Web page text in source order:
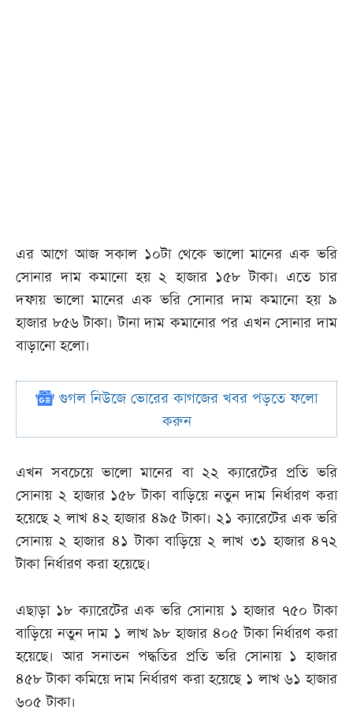
এর আগে আজ সকাল ১০টা থেকে ভালো মানের এক ভরি
সোনার দাম কমানো হয় ২ হাজার ১৫৮ টাকা। এতে চার
দফায় ভালো মানের এক ভরি সোনার দাম কমানো হয় ৯
হাজার ৮৫৬ টাকা। টানা দাম কমানোর পর এখন সোনার দাম
বাড়ানো হলো।
গুগল নিউজে ভোরের কাগজের খবর পড়তে ফলো
করুন
এখন সবচেয়ে ভালো মানের বা ২২ ক্যারেটের প্রতি ভরি
সোনায় ২ হাজার ১৫৮ টাকা বাড়িয়ে নতুন দাম নির্ধারণ করা
হয়েছে ২ লাখ ৪২ হাজার ৪৯৫ টাকা। ২১ ক্যারেটের এক ভরি
সোনায় ২ হাজার ৪১ টাকা বাড়িয়ে ২ লাখ ৩১ হাজার ৪৭২
টাকা নির্ধারণ করা হয়েছে।
এছাড়া ১৮ ক্যারেটের এক ভরি সোনায় ১ হাজার ৭৫০ টাকা
বাড়িয়ে নতুন দাম ১ লাখ ৯৮ হাজার ৪০৫ টাকা নির্ধারণ করা
হয়েছে। আর সনাতন পদ্ধতির প্রতি ভরি সোনায় ১ হাজার
৪৫৮ টাকা কমিয়ে দাম নির্ধারণ করা হয়েছে ১ লাখ ৬১ হাজার
৬০৫ টাকা।